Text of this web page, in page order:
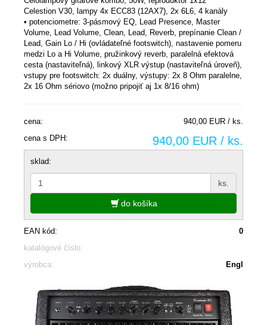
Celestion V30, lampy 4x ECC83 (12AX7), 2x 6L6, 4 kanály
• potenciometre: 3-pásmový EQ, Lead Presence, Master
Volume, Lead Volume, Clean, Lead, Reverb, prepínanie Clean /
Lead, Gain Lo / Hi (ovládateľné footswitch), nastavenie pomeru
medzi Lo a Hi Volume, pružinkový reverb, paralelná efektová
cesta (nastaviteľná), linkový XLR výstup (nastaviteľná úroveň),
vstupy pre footswitch: 2x duálny, výstupy: 2x 8 Ohm paralelne,
2x 16 Ohm sériovo (možno pripojiť aj 1x 8/16 ohm)
cena:
940,00 EUR / ks.
cena s DPH:
940,00 EUR / ks.
sklad:
ks.
do košíka
EAN kód:
0
katalógové číslo:
výrobca:
Engl